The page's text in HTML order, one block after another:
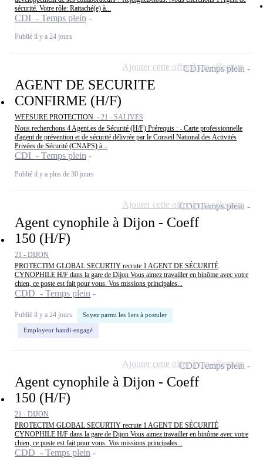
sécurité. Votre rôle: Rattaché(e) à...
CDI - Temps plein
Publié il y a 24 jours
AGENT DE SECURITE
CONFIRME (H/F)
WEESURE PROTECTION - 21 - SALIVES
Nous recherchons 4 Agent.es de Sécurité (H/F) Prérequis : - Carte professionnelle
d'agent de prévention et de sécurité délivrée par le Conseil National des Activités
Privées de Sécurité (CNAPS) à...
CDI - Temps plein
Publié il y a plus de 30 jours
CDITemps plein
Ajouter cette offre à ma sélection
Agent cynophile à Dijon - Coeff
150 (H/F)
21 - DIJON
PROTECTIM GLOBAL SECURTIY recrute 1 AGENT DE SÉCURITÉ
CYNOPHILE H/F dans la gare de Dijon Vous aimez travailler en binôme avec votre
chien, ce poste est fait pour vous. Vos missions principales...
CDD - Temps plein
Publié il y a 24 jours Soyez parmi les 1ers à postuler
Employeur handi-engagé
CDDTemps plein
Ajouter cette offre à ma sélection
Agent cynophile à Dijon - Coeff
150 (H/F)
21 - DIJON
PROTECTIM GLOBAL SECURTIY recrute 1 AGENT DE SÉCURITÉ
CYNOPHILE H/F dans la gare de Dijon Vous aimez travailler en binôme avec votre
chien, ce poste est fait pour vous. Vos missions principales...
CDD - Temps plein
CDDTemps plein
Ajouter cette offre à ma sélection